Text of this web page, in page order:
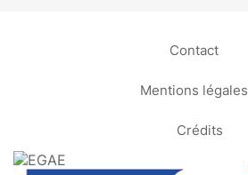
Contact
Mentions légales
Crédits